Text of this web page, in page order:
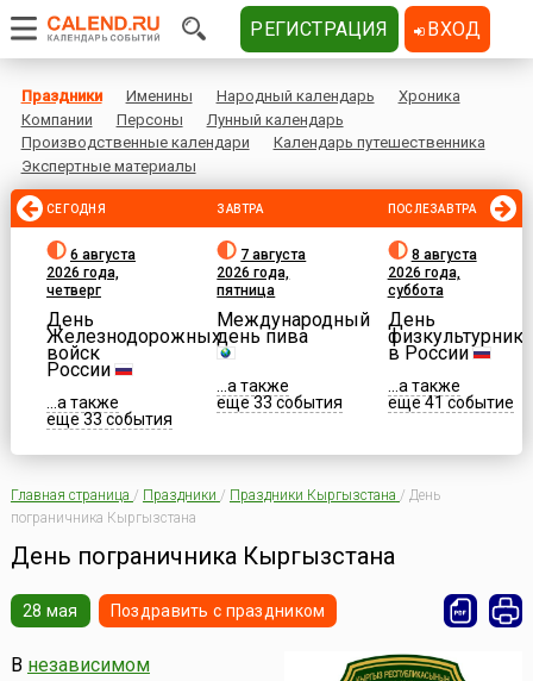
Праздники Именины Народный календарь
Хроника
Компании
Персоны
Лунный календарь
Производственные календари
Календарь путешественника
Экспертные материалы
СЕГОДНЯ
6 августа
2026 года,
четверг
День
Железнодорожных
войск
России
...а также
еще 33 события
ЗАВТРА
7 августа
2026 года,
пятница
Международный
день пива
...а также
еще 33 события
ПОСЛЕЗАВТРА
8 августа
2026 года,
суббота
День
физкультурника
в России
...а также
еще 41 событие
Главная страница / Праздники / Праздники Кыргызстана / День
пограничника Кыргызстана
День пограничника Кыргызстана
28 мая Поздравить с праздником
В независимом
РЕГИСТРАЦИЯ ВХОД